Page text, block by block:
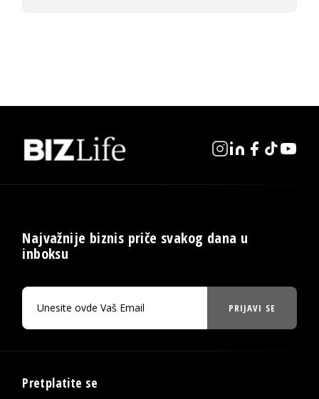
Najvažnije biznis priče svakog dana u
inboksu
PRIJAVI SE
Pretplatite se